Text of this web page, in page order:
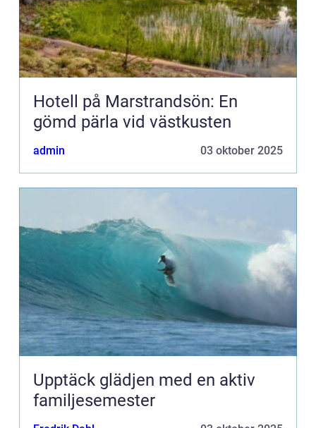
Hotell på Marstrandsön: En
gömd pärla vid västkusten
admin 03 oktober 2025
Upptäck glädjen med en aktiv
familjesemester